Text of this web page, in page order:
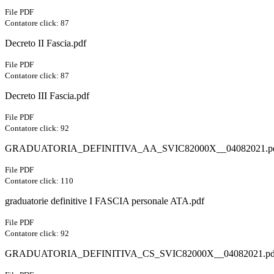
File PDF
Contatore click: 87
Decreto II Fascia.pdf
File PDF
Contatore click: 87
Decreto III Fascia.pdf
File PDF
Contatore click: 92
File PDF
Contatore click: 110
graduatorie definitive I FASCIA personale ATA.pdf
File PDF
Contatore click: 92